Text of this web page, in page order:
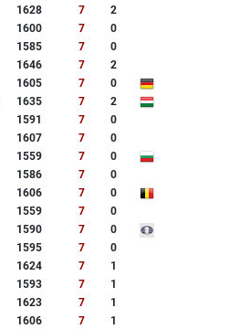
1628 7
2
1600 7
0
1585 7
0
1646 7
2
1605 7
0
1635 7
2
1591 7
0
1607 7
0
1559 7
0
1586 7
0
1606 7
0
1559 7
0
1590 7
0
1595 7
0
1624 7
1
1593 7
1
1623 7
1
1606 7
1